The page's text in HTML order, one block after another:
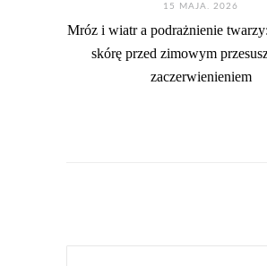
15 MAJA. 2026
Mróz i wiatr a podrażnienie
skórę przed zimowym
zaczerwienieniem